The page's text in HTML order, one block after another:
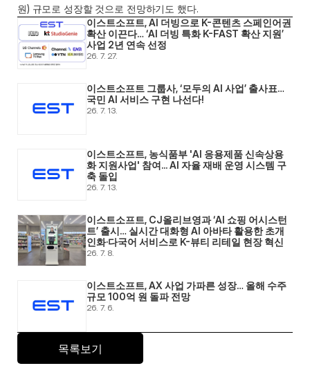
원) 규모로 성장할 것으로 전망하기도 했다.
이스트소프트, AI 더빙으로 K-콘텐츠 스페인어권
확산 이끈다… ‘AI 더빙 특화 K-FAST 확산 지원’
사업 2년 연속 선정
26. 7. 27.
이스트소프트 그룹사, ‘모두의 AI 사업’ 출사표…
국민 AI 서비스 구현 나선다!
26. 7. 13.
이스트소프트, 농식품부 'AI 응용제품 신속상용
화 지원사업' 참여... AI 자율 재배 운영 시스템 구
축 돌입
26. 7. 13.
이스트소프트, CJ올리브영과 ‘AI 쇼핑 어시스턴
트’ 출시… 실시간 대화형 AI 아바타 활용한 초개
인화·다국어 서비스로 K-뷰티 리테일 현장 혁신
26. 7. 8.
이스트소프트, AX 사업 가파른 성장… 올해 수주
규모 100억 원 돌파 전망
26. 7. 6.
목록보기